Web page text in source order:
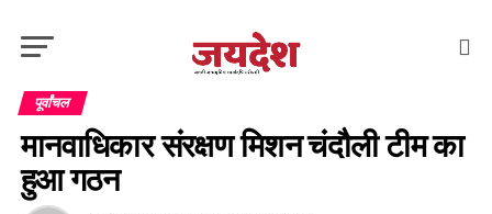
पूर्वांचल
मानवाधिकार संरक्षण मिशन चंदौली टीम का
हुआ गठन